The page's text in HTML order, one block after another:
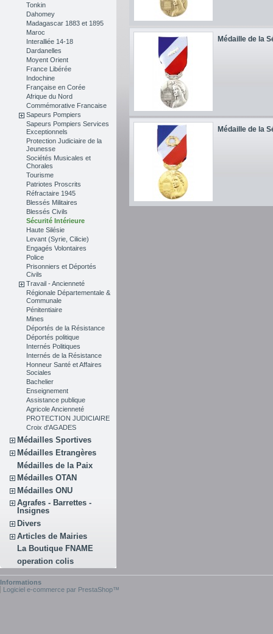
Tonkin
Dahomey
Madagascar 1883 et 1895
Maroc
Interalliée 14-18
Dardanelles
Moyent Orient
France Libérée
Indochine
Française en Corée
Afrique du Nord
Commémorative Francaise
Sapeurs Pompiers
Sapeurs Pompiers Services
Exceptionnels
Protection Judiciaire de la
Jeunesse
Sociétés Musicales et
Chorales
Tourisme
Patriotes Proscrits
Réfractaire 1945
Blessés Militaires
Blessés Civils
Sécurité Intérieure
Haute Silésie
Levant (Syrie, Cilicie)
Engagés Volontaires
Police
Prisonniers et Déportés
Civils
Travail - Ancienneté
Régionale Départementale &
Communale
Pénitentiaire
Mines
Déportés de la Résistance
Déportés politique
Internés Politiques
Internés de la Résistance
Honneur Santé et Affaires
Sociales
Bachelier
Enseignement
Assistance publique
Agricole Ancienneté
PROTECTION JUDICIAIRE
Croix d'AGADES
Médailles Sportives
Médailles Etrangères
Médailles de la Paix
Médailles OTAN
Médailles ONU
Agrafes - Barrettes -
Insignes
Divers
Articles de Mairies
La Boutique FNAME
operation colis
Médaille de la
Médaille de la
Informations
Logiciel e-commerce par PrestaShop™